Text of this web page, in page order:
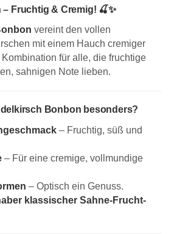
Fruchtig & Cremig! 🍒✨
vereint den vollen
mit einem Hauch cremiger
für alle, die fruchtige
sahnigen Note lieben.
Bonbon besonders?
– Fruchtig, süß und
– Für eine cremige, vollmundige
– Optisch ein Genuss.
klassischer Sahne-Frucht-